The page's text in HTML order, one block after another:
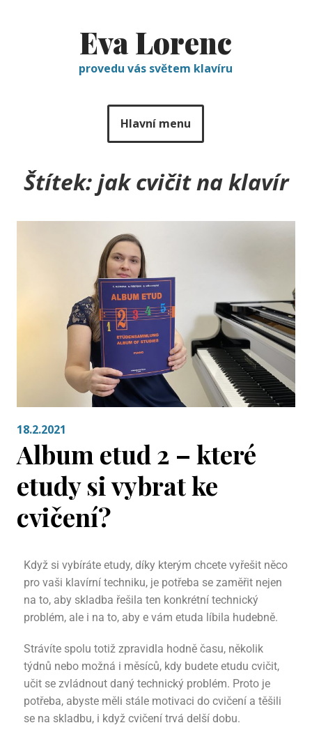
Eva Lorenc
provedu vás světem klavíru
Hlavní menu
Štítek:jak cvičit na klavír
18.2.2021
Album etud 2 – které
etudy si vybrat ke
cvičení?
Když si vybíráte etudy, díky kterým chcete vyřešit něco
pro vaši klavírní techniku, je potřeba se zaměřit nejen
na to, aby skladba řešila ten konkrétní technický
problém, ale i na to, aby e vám etuda líbila hudebně.
Strávíte spolu totiž zpravidla hodně času, několik
týdnů nebo možná i měsíců, kdy budete etudu cvičit,
učit se zvládnout daný technický problém. Proto je
potřeba, abyste měli stále motivaci do cvičení a těšili
se na skladbu, i když cvičení trvá delší dobu.